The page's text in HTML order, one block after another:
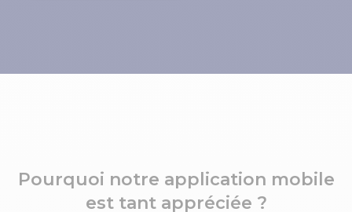
Pourquoi notre application mobile
est tant appréciée ?